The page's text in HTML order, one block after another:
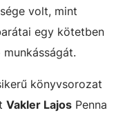
volt, mint
egy kötetben
könyvsorozat
Vakler Lajos Penna